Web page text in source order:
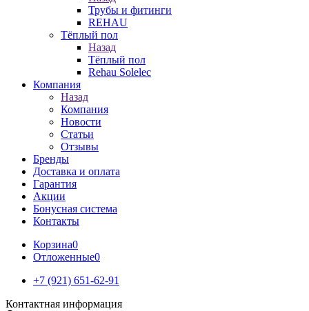
Трубы и фитинги
REHAU
Тёплый пол
Назад
Тёплый пол
Rehau Solelec
Компания
Назад
Компания
Новости
Статьи
Отзывы
Бренды
Доставка и оплата
Гарантия
Акции
Бонусная система
Контакты
Корзина0
Отложенные0
+7 (921) 651-62-91
Контактная информация